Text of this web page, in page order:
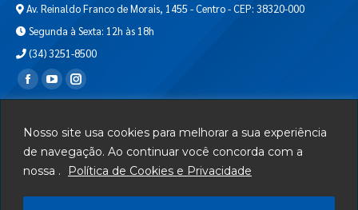
Nosso site usa cookies para melhorar a sua experiência
de navegação. Ao continuar você concorda com a
nossa .
Política de Cookies e Privacidade
Av. Reinaldo Franco de Morais, 1455 - Centro - CEP: 38320-000
Segunda à Sexta: 12h às 18h
(34) 3251-8500
Encontre-nos em:
Departamento de T.I.
Serviços